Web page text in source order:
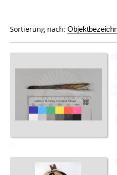
Sortierung nach: